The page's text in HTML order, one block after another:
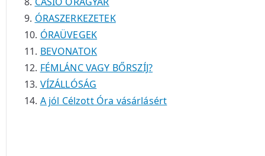
ÓRASZERKEZETEK
ÓRAÜVEGEK
BEVONATOK
FÉMLÁNC VAGY BŐRSZÍJ?
VÍZÁLLÓSÁG
A jól Célzott Óra vásárlásért